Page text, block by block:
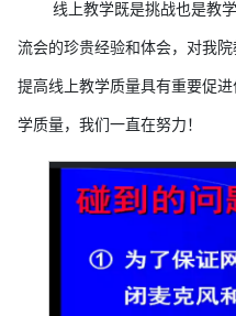
线上教学既是挑战也是教
流会的珍贵经验和体会，对我
提高线上教学质量具有重要促
学质量，我们一直在努力！